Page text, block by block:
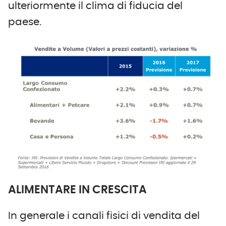
ulteriormente il clima di fiducia del
paese.
ALIMENTARE IN CRESCITA
In generale i canali fisici di vendita del